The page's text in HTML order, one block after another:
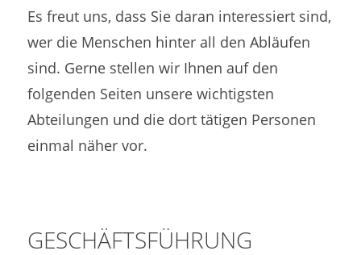
Es freut uns, dass Sie daran interessiert sind,
wer die Menschen hinter all den Abläufen
sind. Gerne stellen wir Ihnen auf den
folgenden Seiten unsere wichtigsten
Abteilungen und die dort tätigen Personen
einmal näher vor.
GESCHÄFTSFÜHRUNG